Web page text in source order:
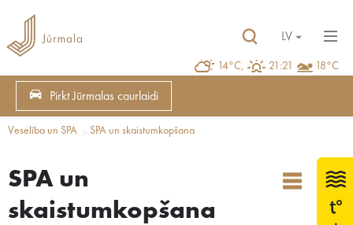
14°C, 21:21 18°C
LV
Pirkt Jūrmalas caurlaidi
Veselība un SPA SPA un skaistumkopšana
SPA un
skaistumkopšana